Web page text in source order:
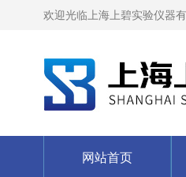
欢迎光临上海上碧实验仪器
网站首页